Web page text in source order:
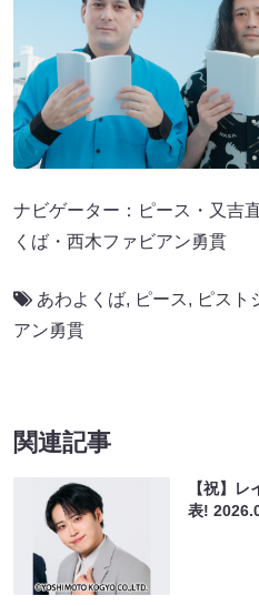
ナビゲーター：ピース・又吉
くば・西木ファビアン勇貫
あわよくば, ピース, ピスト
アン勇貫
関連記事
【祝】
表!